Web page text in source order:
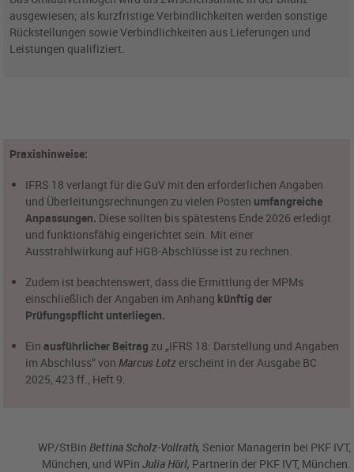
ausgewiesen; als kurzfristige Verbindlichkeiten werden sonstige
Rückstellungen sowie Verbindlichkeiten aus Lieferungen und
Leistungen qualifiziert.
Praxishinweise:
IFRS 18 verlangt für die GuV mit den erforderlichen Angaben
und Überleitungsrechnungen zu vielen Posten umfangreiche
Anpassungen. Diese sollten bis spätestens Ende 2026 erledigt
und funktionsfähig eingerichtet sein. Mit einer
Ausstrahlwirkung auf HGB-Abschlüsse ist zu rechnen.
Zudem ist beachtenswert, dass die Ermittlung der MPMs
einschließlich der Angaben im Anhang künftig der
Prüfungspflicht unterliegen.
Einausführlicher Beitrag zu „IFRS 18: Darstellung und Angaben
im Abschluss“ von Marcus Lotz erscheint in der Ausgabe BC
2025, 423 ff., Heft 9.
WP/StBin Bettina Scholz-Vollrath, Senior Managerin bei PKF IVT,
München, und WPin Julia Hörl, Partnerin der PKF IVT, München.